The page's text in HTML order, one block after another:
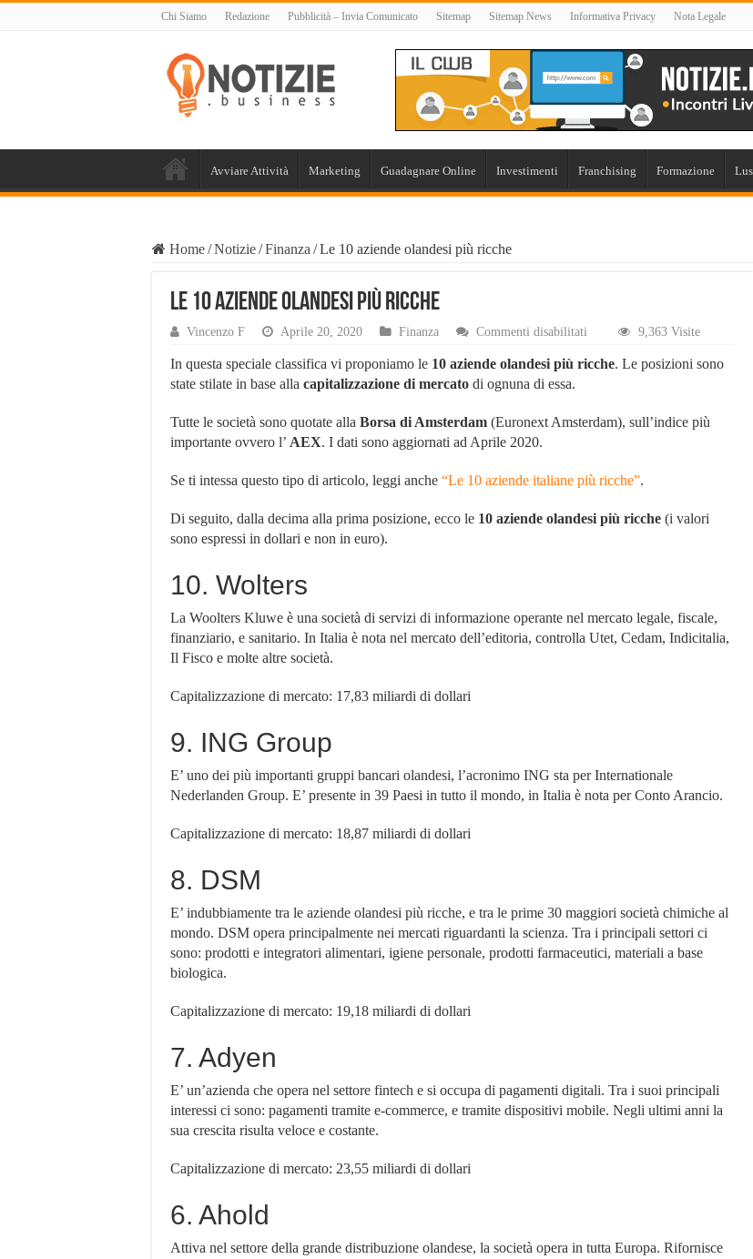
Chi Siamo Redazione Pubblicità – Invia Comunicato Sitemap Sitemap News Informativa Privacy Nota Legale
Avviare Attività Marketing Guadagnare Online Investimenti Franchising Formazione
Home/Notizie/Finanza /Le 10 aziende olandesi più ricche
Le 10 aziende olandesi più ricche
Vincenzo F Aprile 20, 2020 Finanza Commenti disabilitati
10
ricche
9,363 Visite
In questa speciale classifica vi proponiamo le 10 aziende olandesi più ricche. Le posizioni sono
state stilate in base alla capitalizzazione di mercato di ognuna di essa.
Tutte le società sono quotate alla Borsa di Amsterdam (Euronext Amsterdam), sull’indice più
importante ovvero l’ AEX. I dati sono aggiornati ad Aprile 2020.
Se ti intessa questo tipo di articolo, leggi anche “Le 10 aziende italiane più ricche”.
Di seguito, dalla decima alla prima posizione, ecco le 10 aziende olandesi più ricche (i valori
sono espressi in dollari e non in euro).
10. Wolters
La Woolters Kluwe è una società di servizi di informazione operante nel mercato legale, fiscale,
finanziario, e sanitario. In Italia è nota nel mercato dell’editoria, controlla Utet, Cedam, Indicitalia,
Il Fisco e molte altre società.
Capitalizzazione di mercato: 17,83 miliardi di dollari
9. ING Group
E’ uno dei più importanti gruppi bancari olandesi, l’acronimo ING sta per Internationale
Nederlanden Group. E’ presente in 39 Paesi in tutto il mondo, in Italia è nota per Conto Arancio.
Capitalizzazione di mercato: 18,87 miliardi di dollari
8. DSM
E’ indubbiamente tra le aziende olandesi più ricche, e tra le prime 30 maggiori società chimiche al
mondo. DSM opera principalmente nei mercati riguardanti la scienza. Tra i principali settori ci
sono: prodotti e integratori alimentari, igiene personale, prodotti farmaceutici, materiali a base
biologica.
Capitalizzazione di mercato: 19,18 miliardi di dollari
7. Adyen
E’ un’azienda che opera nel settore fintech e si occupa di pagamenti digitali. Tra i suoi principali
interessi ci sono: pagamenti tramite e-commerce, e tramite dispositivi mobile. Negli ultimi anni la
sua crescita risulta veloce e costante.
Capitalizzazione di mercato: 23,55 miliardi di dollari
6. Ahold
Attiva nel settore della grande distribuzione olandese, la società opera in tutta Europa. Rifornisce